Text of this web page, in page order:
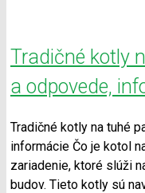
Tradičné kotly
a odpovede,
Tradičné kotly na tuhé
informácie Čo je kotol
zariadenie, ktoré slúži
budov. Tieto kotly sú